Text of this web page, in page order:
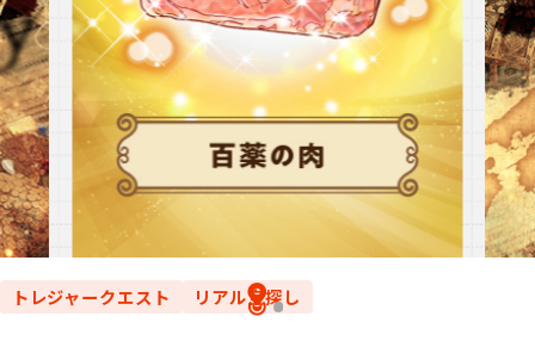
トレジャークエスト リアル宝探し